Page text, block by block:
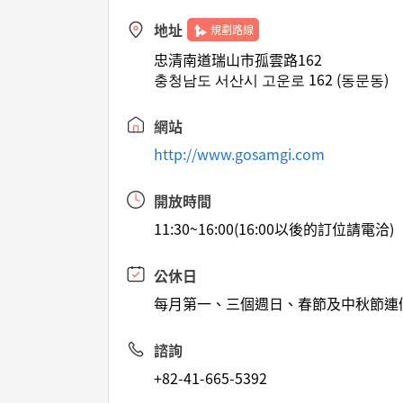
地址 規劃路線
忠清南道瑞山市孤雲路162
충청남도 서산시 고운로 162 (동문동)
網站
http://www.gosamgi.com
開放時間
11:30~16:00(16:00以後的訂位請電洽)
公休日
每月第一、三個週日、春節及中秋節連
諮詢
+82-41-665-5392